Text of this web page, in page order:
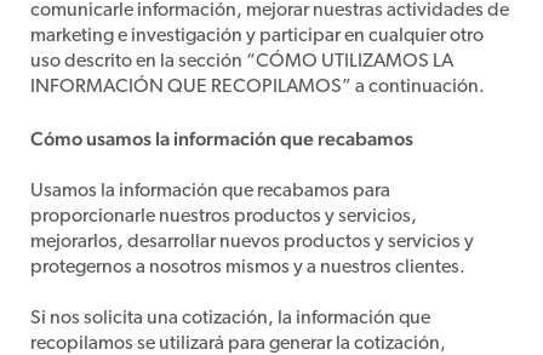
comunicarle información, mejorar nuestras actividades de
marketing e investigación y participar en cualquier otro
uso descrito en la sección “CÓMO UTILIZAMOS LA
INFORMACIÓN QUE RECOPILAMOS” a continuación.
Cómo usamos la información que recabamos
Usamos la información que recabamos para
proporcionarle nuestros productos y servicios,
mejorarlos, desarrollar nuevos productos y servicios y
protegernos a nosotros mismos y a nuestros clientes.
Si nos solicita una cotización, la información que
recopilamos se utilizará para generar la cotización,